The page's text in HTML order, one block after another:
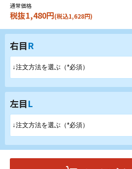
通常価格
税抜1,480円(税込1,628円)
右目R
左目L